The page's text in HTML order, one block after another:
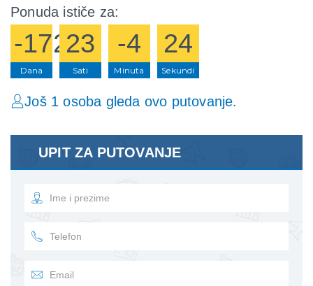
Ponuda ističe za:
-1727
Dana
23
Sati
-4
Minuta
24
Sekundi
Još 1 osoba gleda ovo putovanje.
UPIT ZA PUTOVANJE